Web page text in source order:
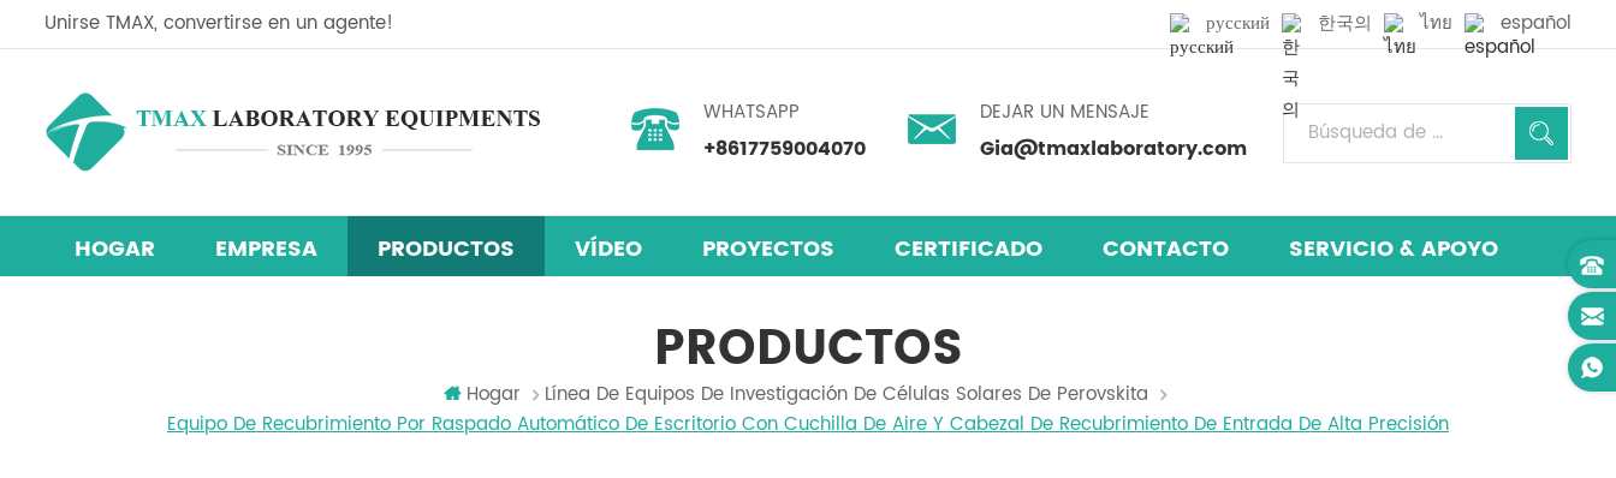
Unirse TMAX, convertirse en un agente! русский 한국의 ไทย español
WHATSAPP
+8617759004070
DEJAR UN MENSAJE
Gia@tmaxlaboratory.com
HOGAR EMPRESA PRODUCTOS VÍDEO PROYECTOS CERTIFICADO CONTACTO SERVICIO & APOYO
PRODUCTOS
Hogar
Línea De Equipos De Investigación De Células Solares De Perovskita
Equipo De Recubrimiento Por Raspado Automático De Escritorio Con Cuchilla De Aire Y Cabezal De Recubrimiento De Entrada De Alta Precisión